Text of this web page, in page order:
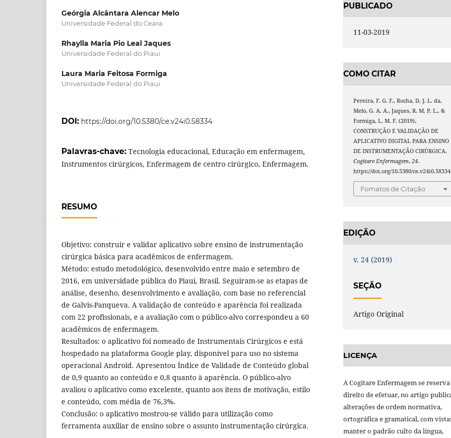
Geórgia Alcântara Alencar Melo
Universidade Federal do Ceara
Rhaylla Maria Pio Leal Jaques
Universidade Federal do Piaui
Laura Maria Feitosa Formiga
Universidade Federal do Piaui
DOI: https://doi.org/10.5380/ce.v24i0.58334
Palavras-chave: Tecnologia educacional, Educação em enfermagem,
Instrumentos cirúrgicos, Enfermagem de centro cirúrgico, Enfermagem.
RESUMO
Objetivo: construir e validar aplicativo sobre ensino de instrumentação
cirúrgica básica para acadêmicos de enfermagem.
Método: estudo metodológico, desenvolvido entre maio e setembro de
2016, em universidade pública do Piauí, Brasil. Seguiram-se as etapas de
análise, desenho, desenvolvimento e avaliação, com base no referencial
de Galvis-Panqueva. A validação de conteúdo e aparência foi realizada
com 22 profissionais, e a avaliação com o público-alvo correspondeu a 60
acadêmicos de enfermagem.
Resultados: o aplicativo foi nomeado de Instrumentais Cirúrgicos e está
hospedado na plataforma Google play, disponível para uso no sistema
operacional Android. Apresentou Índice de Validade de Conteúdo global
de 0,9 quanto ao conteúdo e 0,8 quanto à aparência. O público-alvo
avaliou o aplicativo como excelente, quanto aos itens de motivação, estilo
e conteúdo, com média de 76,3%.
Conclusão: o aplicativo mostrou-se válido para utilização como
ferramenta auxiliar de ensino sobre o assunto instrumentação cirúrgica.
PUBLICADO
11-03-2019
COMO CITAR
Pereira, F. G. F., Rocha, D. J. L. da,
Melo, G. A. A., Jaques, R. M. P. L., &
Formiga, L. M. F. (2019).
CONSTRUÇÃO E VALIDAÇÃO DE
APLICATIVO DIGITAL PARA ENSINO
DE INSTRUMENTAÇÃO CIRÚRGICA.
Cogitare Enfermagem,24.
https://doi.org/10.5380/ce.v24i0.58334
Fomatos de Citação
EDIÇÃO
v. 24 (2019)
SEÇÃO
Artigo Original
LICENÇA
A Cogitare Enfermagem se
direito de efetuar, no artigo
alterações de ordem normativa,
ortográfica e gramatical, com
manter o padrão culto da língua,